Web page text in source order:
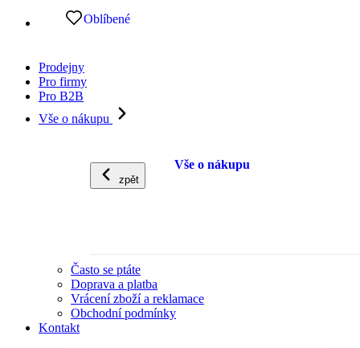
Oblíbené
Prodejny
Pro firmy
Pro B2B
Vše o nákupu
zpět
Vše o nákupu
Často se ptáte
Doprava a platba
Vrácení zboží a reklamace
Obchodní podmínky
Kontakt